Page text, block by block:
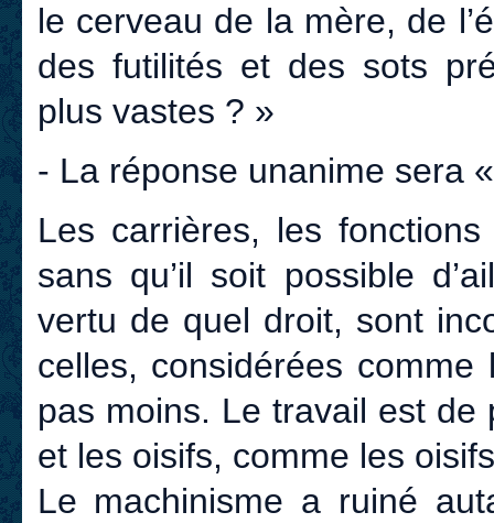
le cerveau de la mère, de
des futilités et des sots
plus vastes ? »
- La réponse unanime sera
Les carrières, les
sans qu’il soit possible
vertu de quel droit, sont
celles, considérées
pas moins. Le travail est
et les oisifs, comme les
Le machinisme a ruiné